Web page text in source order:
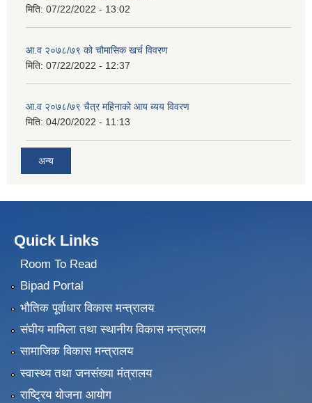
मिति: 07/22/2022 - 13:02
आ.व २०७८/७९ को चौमासिक खर्च विवरण
मिति: 07/22/2022 - 12:37
आ.व २०७८/७९ चैत्र महिनाको आय ब्यय विवरण
मिति: 04/20/2022 - 11:13
अन्य
Quick Links
Room To Read
Bipad Portal
भौतिक पूर्वाधार विकास मन्त्रालय
संघीय मामिला तथा स्थानीय विकास मन्त्रालय
सामाजिक विकास मन्त्रालय
स्वास्थ्य तथा जनसंख्या मंत्रालय
राष्ट्रिय योजना आयोग